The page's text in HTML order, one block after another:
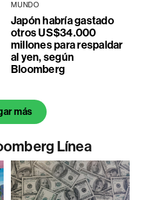
MUNDO
Japón habría gastado
otros US$34.000
millones para respaldar
al yen, según
Bloomberg
más
Línea